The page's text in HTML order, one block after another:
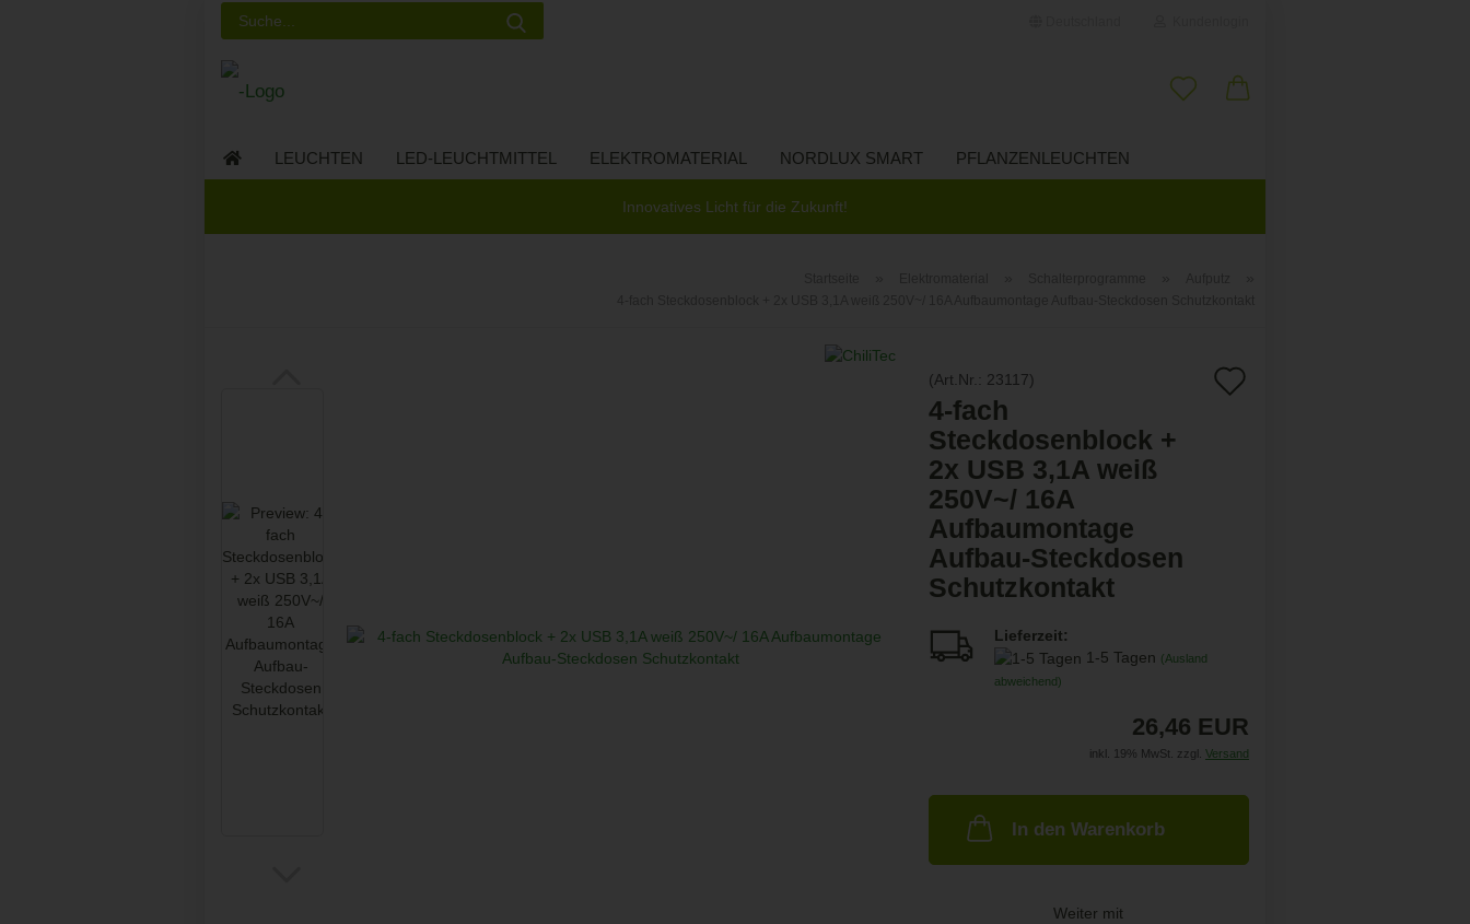
Innovatives Licht für die Zukunft!
LEUCHTEN LED-LEUCHTMITTEL ELEKTROMATERIAL NORDLUX SMART PFLANZENLEUCHTEN
(Art.Nr.: 23117)
4-fach
Steckdosenblock +
2x USB 3,1A weiß
250V~/ 16A
Aufbaumontage
Aufbau-Steckdosen
Schutzkontakt
Lieferzeit:
1-5 Tagen (Ausland
abweichend)
26,46 EUR
inkl. 19% MwSt. zzgl. Versand
In den Warenkorb
Weiter mit